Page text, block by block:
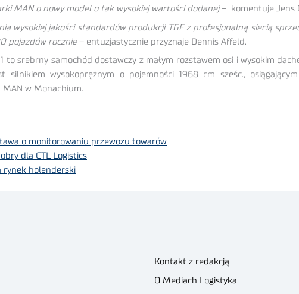
MAN o nowy model o tak wysokiej wartości dodanej– komentuje Jens
wysokiej jakości standardów produkcji TGE z profesjonalną siecią
pojazdów rocznie– entuzjastycznie przyznaje Dennis Affeld.
to srebrny samochód dostawczy z małym rozstawem osi i wysokim
silnikiem wysokoprężnym o pojemności 1968 cm sześc.,
w Monachium.
o monitorowaniu przewozu towarów
dla CTL Logistics
rynek holenderski
Kontakt z redakcją
O Mediach Logistyka